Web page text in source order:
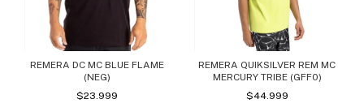
REMERA DC MC BLUE FLAME
(NEG)
$23.999
REMERA QUIKSILVER REM MC
MERCURY TRIBE (GFF0)
$44.999